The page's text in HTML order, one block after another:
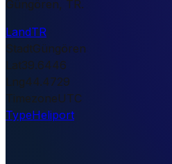
Güngören, TR.
LandTR
StadtGüngören
Lat39.6446
Lng44.4729
TimezoneUTC
TypeHeliport